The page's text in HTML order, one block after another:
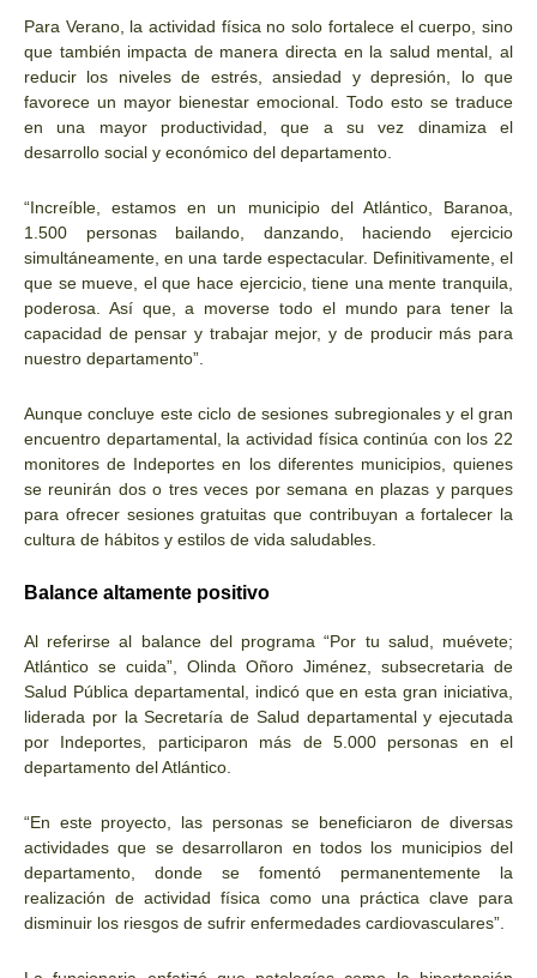
Para Verano, la actividad física no solo fortalece el cuerpo, sino
que también impacta de manera directa en la salud mental, al
reducir los niveles de estrés, ansiedad y depresión, lo que
favorece un mayor bienestar emocional. Todo esto se traduce
en una mayor productividad, que a su vez dinamiza el
desarrollo social y económico del departamento.
“Increíble, estamos en un municipio del Atlántico, Baranoa,
1.500 personas bailando, danzando, haciendo ejercicio
simultáneamente, en una tarde espectacular. Definitivamente, el
que se mueve, el que hace ejercicio, tiene una mente tranquila,
poderosa. Así que, a moverse todo el mundo para tener la
capacidad de pensar y trabajar mejor, y de producir más para
nuestro departamento”.
Aunque concluye este ciclo de sesiones subregionales y el gran
encuentro departamental, la actividad física continúa con los 22
monitores de Indeportes en los diferentes municipios, quienes
se reunirán dos o tres veces por semana en plazas y parques
para ofrecer sesiones gratuitas que contribuyan a fortalecer la
cultura de hábitos y estilos de vida saludables.
Balance altamente positivo
Al referirse al balance del programa “Por tu salud, muévete;
Atlántico se cuida”, Olinda Oñoro Jiménez, subsecretaria de
Salud Pública departamental, indicó que en esta gran iniciativa,
liderada por la Secretaría de Salud departamental y ejecutada
por Indeportes, participaron más de 5.000 personas en el
departamento del Atlántico.
“En este proyecto, las personas se beneficiaron de diversas
actividades que se desarrollaron en todos los municipios del
departamento, donde se fomentó permanentemente la
realización de actividad física como una práctica clave para
disminuir los riesgos de sufrir enfermedades cardiovasculares”.